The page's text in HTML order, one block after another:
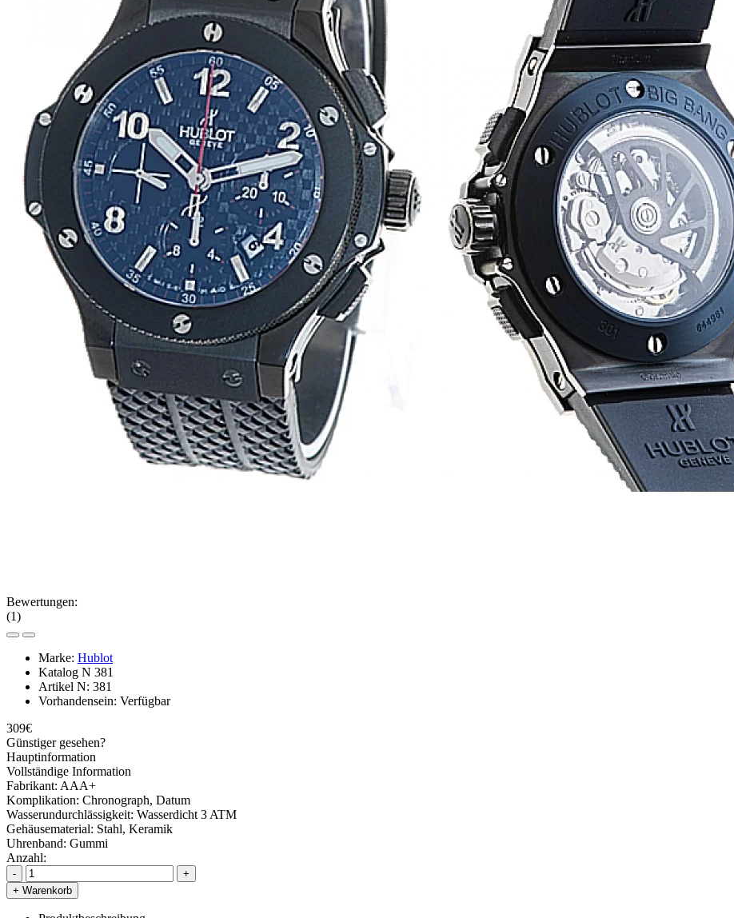
Bewertungen:
(1)
Marke: Hublot
Katalog N 381
Artikel N: 381
Vorhandensein: Verfügbar
309€
Günstiger gesehen?
Hauptinformation
Vollständige Information
Fabrikant: AAA+
Komplikation: Chronograph, Datum
Wasserundurchlässigkeit: Wasserdicht 3 ATM
Gehäusematerial: Stahl, Keramik
Uhrenband: Gummi
Anzahl:
-
+
+ Warenkorb